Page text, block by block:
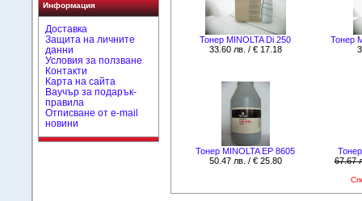
Информация
Доставка
Защита на личните
данни
Условия за ползване
Контакти
Карта на сайта
Ваучър за подарък-
правила
Отписване от e-mail
новини
Тонер MINOLTA Di 250
33.60 лв. / € 17.18
Тонер
Тонер MINOLTA EP 8605
50.47 лв. / € 25.80
67.67